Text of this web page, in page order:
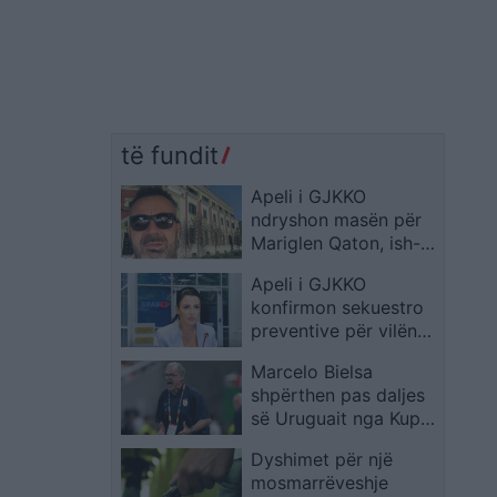
të fundit
Apeli i GJKKO
ndryshon masën për
Mariglen Qaton, ish-
në arrest shtëpie
Apeli i GJKKO
konfirmon sekuestro
preventive për vilën
dyshohet se i përket
Belinda Ballukut
Marcelo Bielsa
shpërthen pas daljes
së Uruguait nga Kupa
keni braktisur”
Dyshimet për një
mosmarrëveshje